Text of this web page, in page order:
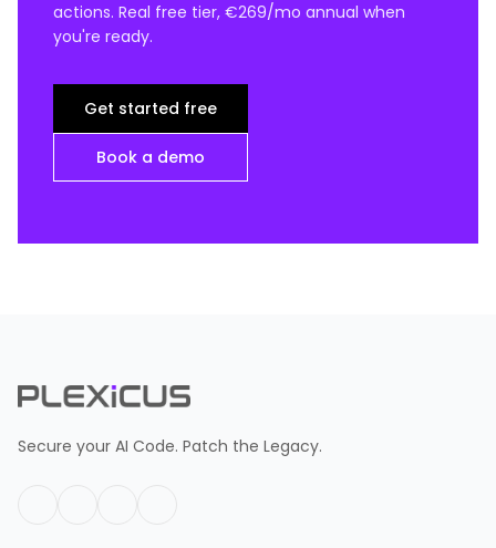
actions. Real free tier, €269/mo annual when
you're ready.
Get started free
Book a demo
Secure your AI Code. Patch the Legacy.